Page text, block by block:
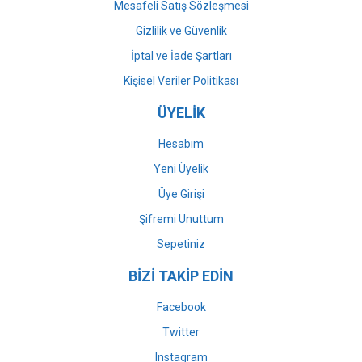
Mesafeli Satış Sözleşmesi
Gizlilik ve Güvenlik
İptal ve İade Şartları
Kişisel Veriler Politikası
ÜYELİK
Hesabım
Yeni Üyelik
Üye Girişi
Şifremi Unuttum
Sepetiniz
BİZİ TAKİP EDİN
Facebook
Twitter
Instagram